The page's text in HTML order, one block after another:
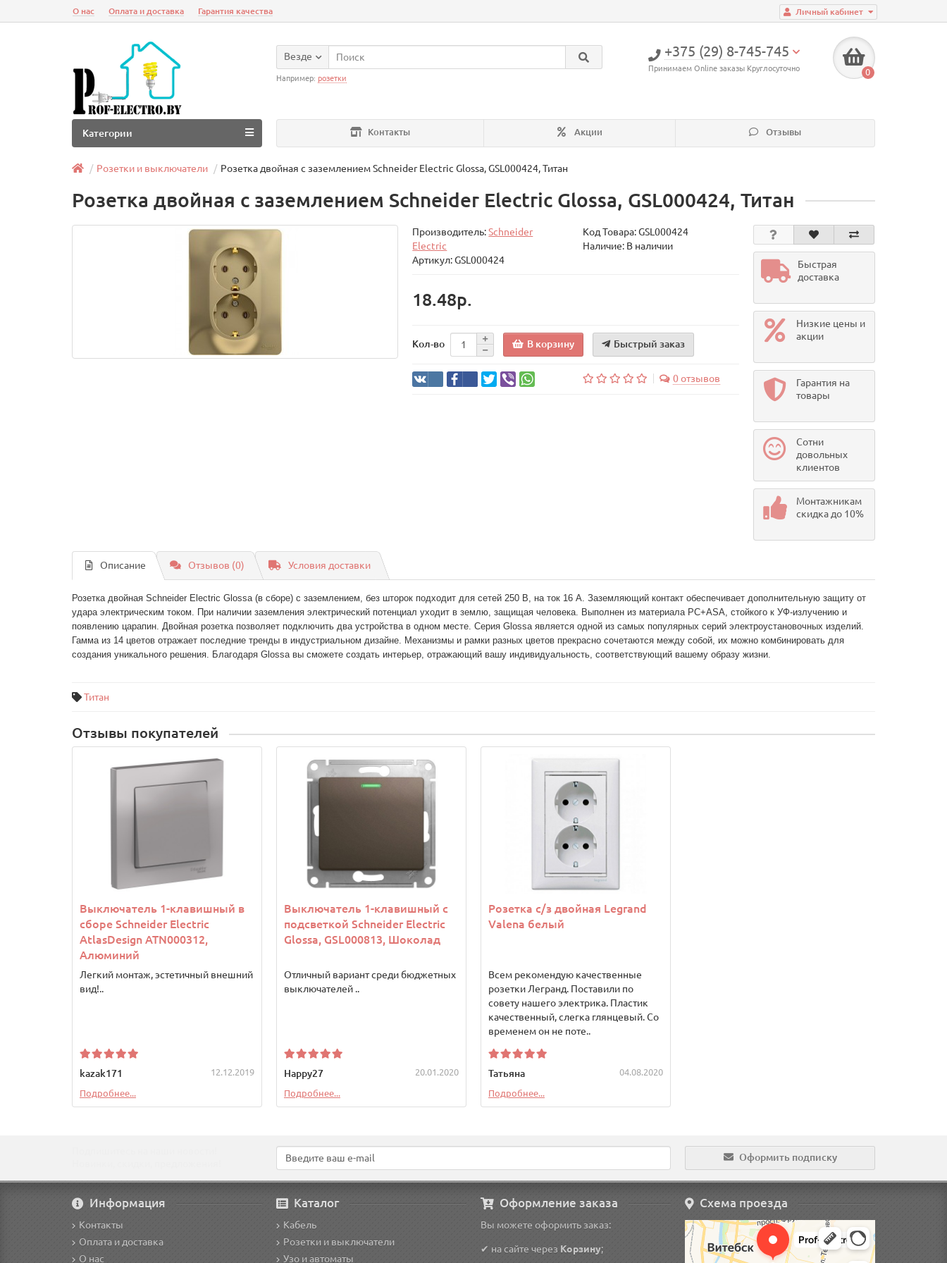
Личный кабинет
О нас Оплата и доставка Гарантия качества
+375 (29) 8-745-745
Принимаем Online заказы Круглосуточно 0
Везде
Например: розетки
Контакты Акции Отзывы
Категории
Розетки и выключатели Розетка двойная с заземлением Schneider Electric Glossa, GSL000424, Титан
Розетка двойная с заземлением Schneider Electric Glossa, GSL000424, Титан
Производитель:Schneider
Electric
Код Товара:GSL000424
Наличие: В наличии
Артикул: GSL000424
18.48р.
Кол-во В корзину Быстрый заказ
0 отзывов
Быстрая
доставка
Низкие цены и
акции
Гарантия на
товары
Сотни
довольных
клиентов
Монтажникам
скидка до 10%
Описание Отзывов (0) Условия доставки
Розетка двойная Schneider Electric Glossa (в сборе) с заземлением, без шторок подходит для сетей 250 В, на ток 16 А. Заземляющий контакт обеспечивает дополнительную защиту от
удара электрическим током. При наличии заземления электрический потенциал уходит в землю, защищая человека. Выполнен из материала PС+ASA, стойкого к УФ-излучению и
появлению царапин. Двойная розетка позволяет подключить два устройства в одном месте. Серия Glossa является одной из самых популярных серий электроустановочных изделий.
Гамма из 14 цветов отражает последние тренды в индустриальном дизайне. Механизмы и рамки разных цветов прекрасно сочетаются между собой, их можно комбинировать для
Титан
Отзывы покупателей
Выключатель 1-клавишный в
сборе Schneider Electric
AtlasDesign ATN000312,
Алюминий
Легкий монтаж, эстетичный внешний
вид!..
kazak171 12.12.2019
Подробнее...
Выключатель 1-клавишный с
подсветкой Schneider Electric
Glossa, GSL000813, Шоколад
Отличный вариант среди бюджетных
выключателей ..
Happy27 20.01.2020
Подробнее...
Розетка с/з двойная Legrand
Valena белый
Всем рекомендую качественные
розетки Легранд. Поставили по
совету нашего электрика. Пластик
качественный, слегка глянцевый. Со
временем он не поте..
Татьяна 04.08.2020
Подробнее...
Оформить подписку
Информация
Контакты
Оплата и доставка
О нас
Каталог
Кабель
Розетки и выключатели
Узо и автоматы
Оформление заказа
Вы можете оформить заказ:
✔ на сайте через Корзину;
Схема проезда